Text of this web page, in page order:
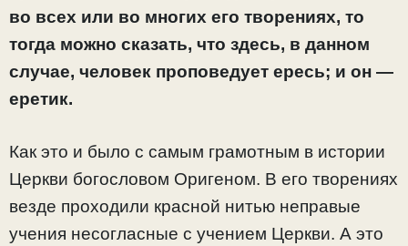
во всех или во многих его творениях, то
тогда можно сказать, что здесь, в данном
случае, человек проповедует ересь; и он —
еретик.
Как это и было с самым грамотным в истории
Церкви богословом Оригеном. В его творениях
везде проходили красной нитью неправые
учения несогласные с учением Церкви. А это